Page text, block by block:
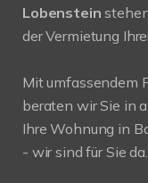
Lobenstein
der Vermietung
Mit umfassendem
beraten wir Sie in
Ihre Wohnung in
- wir sind für Sie da.